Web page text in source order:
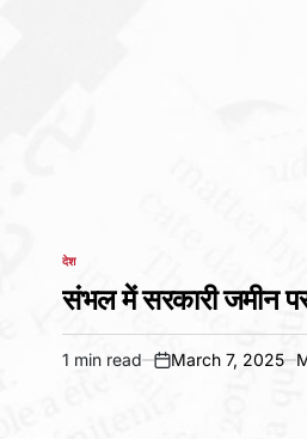
POSTED
देश
संभल में सरकारी जमीन
Estimated
1 min read
on
March 7, 2025